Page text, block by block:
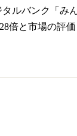
ルバンク「み
倍と市場の評